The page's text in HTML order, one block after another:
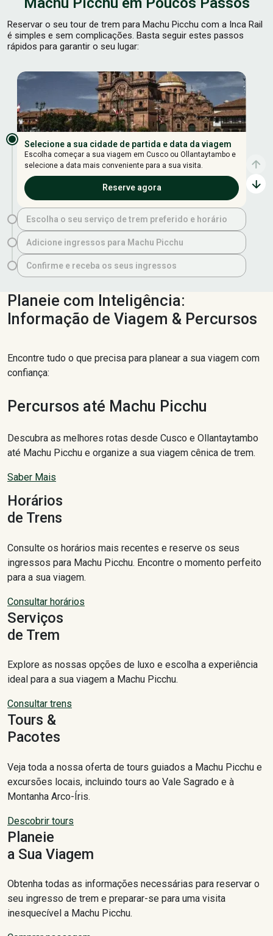
Reservar o seu tour de trem para Machu Picchu com a Inca Rail
é simples e sem complicações. Basta seguir estes passos
rápidos para garantir o seu lugar:
Selecione a sua cidade de partida e data da viagem
Escolha começar a sua viagem em Cusco ou Ollantaytambo e
selecione a data mais conveniente para a sua visita.
Reserve agora
Escolha o seu serviço de trem preferido e horário
Adicione ingressos para Machu Picchu
Confirme e receba os seus ingressos
Planeie com Inteligência:
Informação de Viagem & Percursos
Encontre tudo o que precisa para planear a sua viagem com
confiança:
Percursos até Machu Picchu
Descubra as melhores rotas desde Cusco e Ollantaytambo
até Machu Picchu e organize a sua viagem cênica de trem.
Saber Mais
Horários
de Trens
Consulte os horários mais recentes e reserve os seus
ingressos para Machu Picchu. Encontre o momento perfeito
para a sua viagem.
Consultar horários
Serviços
de Trem
Explore as nossas opções de luxo e escolha a experiência
ideal para a sua viagem a Machu Picchu.
Consultar trens
Tours &
Pacotes
Veja toda a nossa oferta de tours guiados a Machu Picchu e
excursões locais, incluindo tours ao Vale Sagrado e à
Montanha Arco-Íris.
Descobrir tours
Planeie
a Sua Viagem
Obtenha todas as informações necessárias para reservar o
seu ingresso de trem e preparar-se para uma visita
inesquecível a Machu Picchu.